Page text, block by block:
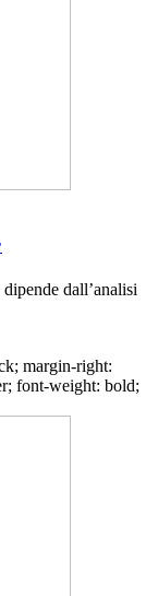
dall’analisi
margin-right:
font-weight: bold;